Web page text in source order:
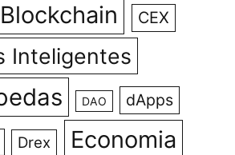
Blockchain CEX
Inteligentes
DAO dApps
Drex Economia